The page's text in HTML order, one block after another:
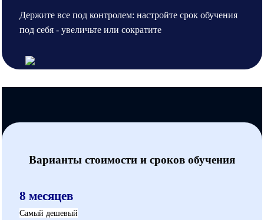
Держите все под контролем: настройте срок обучения
под себя - увеличьте или сократите
Варианты стоимости и сроков обучения
8 месяцев
Самый дешевый